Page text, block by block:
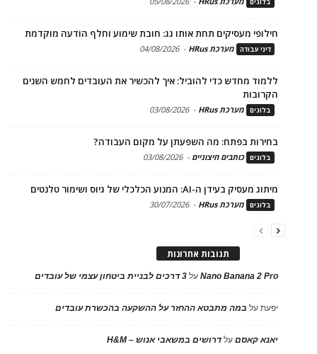
חילופי מעסיקים תחת אותו גג: חובת שימוע וחלף הודעה מוקדמת
דיני עבודה מערכת HRus -
04/08/2026
ללמוד מחדש כדי להוביל: איך להכשיר את העובדים לחמש השנים
הקרובות
בלוגים מערכת HRus -
03/08/2026
בחירות בפתח: מה השפעתן על מקום העבודה?
בלוגים כותבים חיצוניים -
03/08/2026
מיתוג מעסיק בעידן ה-AI: המנוע הכלכלי של גיוס ושימור טלנטים
בלוגים מערכת HRus -
30/07/2026
תגובות אחרונות
Nano Banana 2 Proעל 3 דרכים לבניית ביטחון עצמי של עובדים
יפעתעל במה מתבטא ההחזר על ההשקעה בהכשרת עובדים
יאנא קאסםעלדרושים במשאבי אנוש – H&M